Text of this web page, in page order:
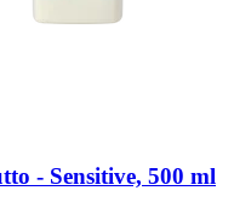
-​ Sensitive, 500 ml